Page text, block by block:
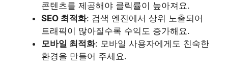
콘텐츠를 제공해야 클릭률이 높아져요.
SEO 최적화: 검색 엔진에서 상위 노출되어
트래픽이 많아질수록 수익도 증가해요.
모바일 최적화: 모바일 사용자에게도 친숙한
환경을 만들어 주세요.